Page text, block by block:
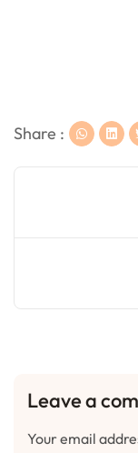
Share :
Leave a
Your email